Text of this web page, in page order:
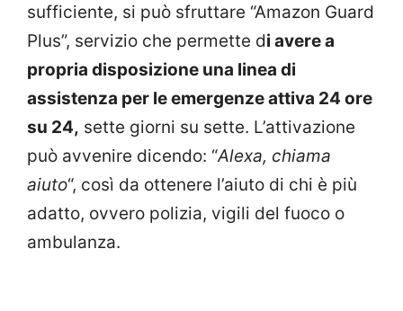
sufficiente, si può sfruttare “Amazon Guard
Plus”, servizio che permette di avere a
propria disposizione una linea di
assistenza per le emergenze attiva 24 ore
su 24, sette giorni su sette. L’attivazione
può avvenire dicendo: “Alexa, chiama
aiuto“, così da ottenere l’aiuto di chi è più
adatto, ovvero polizia, vigili del fuoco o
ambulanza.